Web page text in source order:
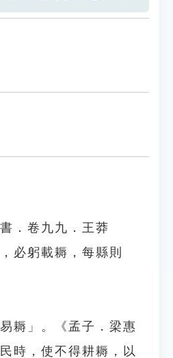
．卷九九．王莽
必躬載耨，每縣則
耨」。《孟子．梁惠
時，使不得耕耨，以